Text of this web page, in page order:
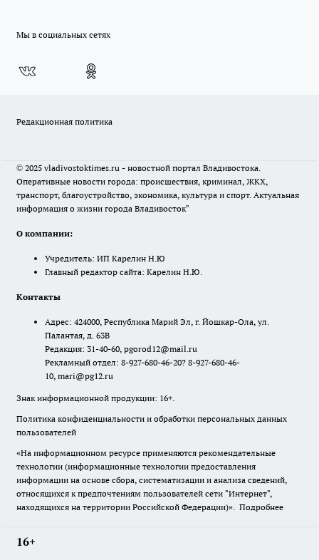
Мы в социальных сетях
Редакционная политика
© 2025 vladivostoktimes.ru - новостной портал Владивостока.
Оперативные новости города: происшествия, криминал, ЖКХ,
транспорт, благоустройство, экономика, культура и спорт. Актуальная
информация о жизни города Владивосток"
О компании:
Учредитель: ИП Карелин Н.Ю
Главный редактор сайта: Карелин Н.Ю.
Контакты
Адрес: 424000, Республика Марий Эл, г. Йошкар-Ола, ул.
Палантая, д. 63В
Редакция: 31-40-60, pgorod12@mail.ru
Рекламный отдел: 8-927-680-46-20? 8-927-680-46-
10, mari@pg12.ru
Знак информационной продукции: 16+.
Политика конфиденциальности и обработки персональных данных
пользователей
«На информационном ресурсе применяются рекомендательные
технологии (информационные технологии предоставления
информации на основе сбора, систематизации и анализа сведений,
относящихся к предпочтениям пользователей сети "Интернет",
находящихся на территории Российской Федерации)». Подробнее
16+